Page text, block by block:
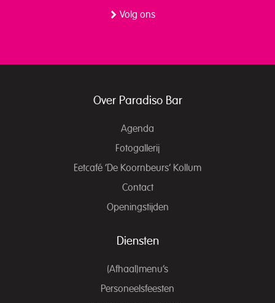
Volg ons
Over Paradiso Bar
Agenda
Fotogallerij
Eetcafé ‘De Koornbeurs’ Kollum
Contact
Openingstijden
Diensten
(Afhaal)menu’s
Personeelsfeesten